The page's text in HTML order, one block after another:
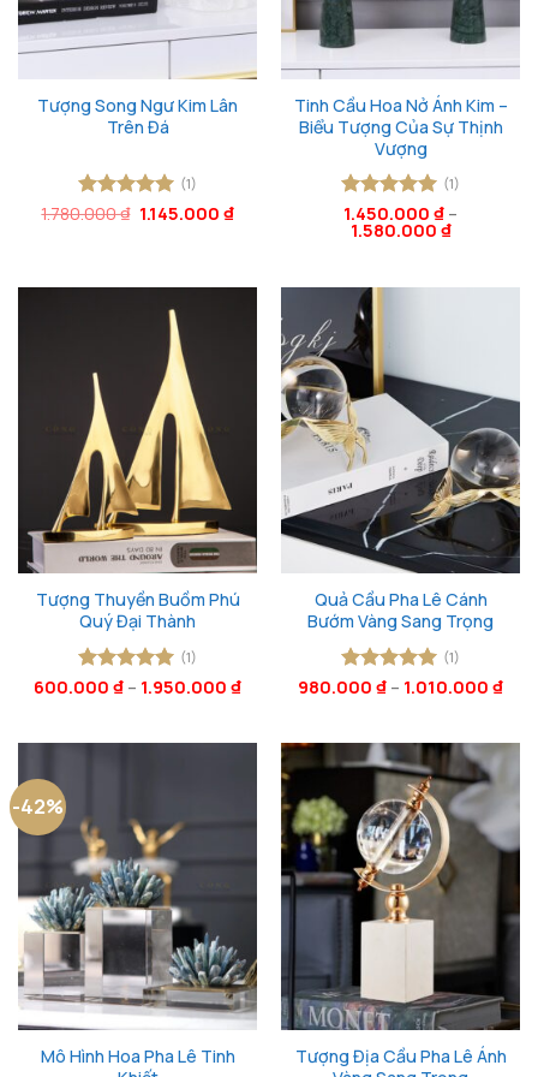
Tượng Song Ngư Kim Lân
Trên Đá
Được xếp
(1)
1.780.000₫ Giá
1.145.000 ₫Giá
Tinh Cầu Hoa Nở Ánh Kim –
Biểu Tượng Của Sự Thịnh
Vượng
Được xếp
hạng55
(1)
1.450.000 ₫ –
1.580.000 ₫
Tượng Thuyền Buồm Phú
Quý Đại Thành
Được xếp
(1)
600.000 ₫ – 1.950.000 ₫
Quả Cầu Pha Lê Cánh
Bướm Vàng Sang Trọng
Được xếp
(1)
980.000 ₫ – 1.010.000 ₫
-42%
Mô Hình Hoa Pha Lê Tinh
Tượng Địa Cầu Pha Lê Ánh